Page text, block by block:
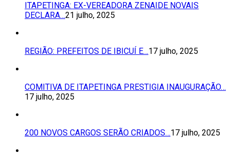
ITAPETINGA: EX-VEREADORA ZENAIDE NOVAIS
DECLARA…21 julho, 2025
REGIÃO: PREFEITOS DE IBICUÍ E…17 julho, 2025
COMITIVA DE ITAPETINGA PRESTIGIA INAUGURAÇÃO…
17 julho, 2025
200 NOVOS CARGOS SERÃO CRIADOS…17 julho, 2025